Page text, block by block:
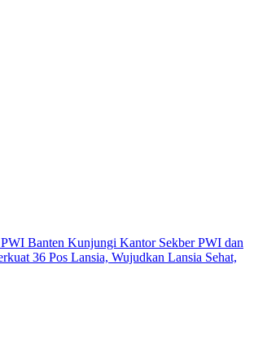
Banten Kunjungi Kantor Sekber PWI dan
36 Pos Lansia, Wujudkan Lansia Sehat,